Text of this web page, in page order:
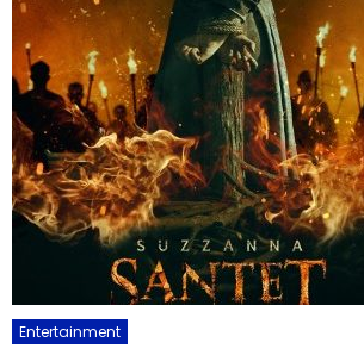
Entertainment